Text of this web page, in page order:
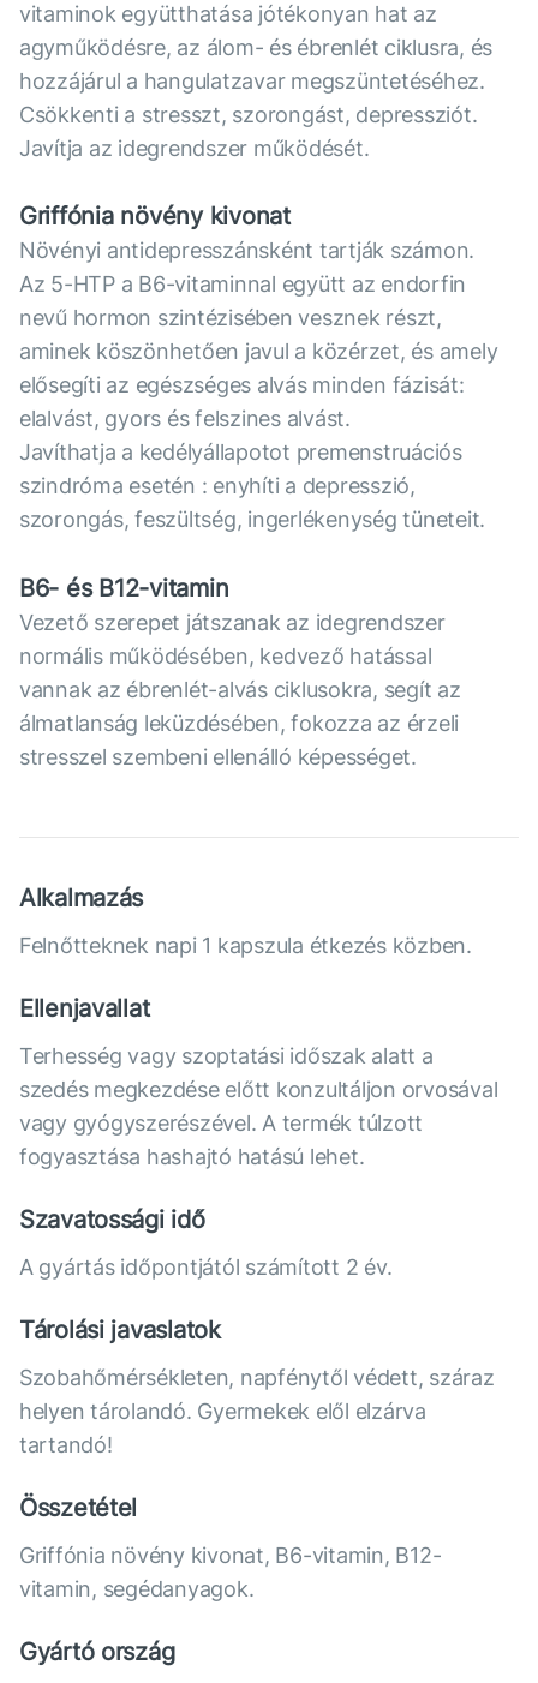
vitaminok együtthatása jótékonyan hat az
agyműködésre, az álom- és ébrenlét ciklusra, és
hozzájárul a hangulatzavar megszüntetéséhez.
Csökkenti a stresszt, szorongást, depressziót.
Javítja az idegrendszer működését.
Griffónia növény kivonat
Növényi antidepresszánsként tartják számon.
Az 5-HTP a В6-vitaminnal együtt az endorfin
nevű hormon szintézisében vesznek részt,
aminek köszönhetően javul a közérzet, és amely
elősegíti az egészséges alvás minden fázisát:
elalvást, gyors és felszines alvást.
Javíthatja a kedélyállapotot premenstruációs
szindróma esetén : enyhíti a depresszió,
szorongás, feszültség, ingerlékenység tüneteit.
В6- és В12-vitamin
Vezető szerepet játszanak az idegrendszer
normális működésében, kedvező hatással
vannak az ébrenlét-alvás ciklusokra, segít az
álmatlanság leküzdésében, fokozza az érzeli
stresszel szembeni ellenálló képességet.
Alkalmazás
Felnőtteknek napi 1 kapszula étkezés közben.
Ellenjavallat
Terhesség vagy szoptatási időszak alatt a
szedés megkezdése előtt konzultáljon orvosával
vagy gyógyszerészével. A termék túlzott
fogyasztása hashajtó hatású lehet.
Szavatossági idő
A gyártás időpontjától számított 2 év.
Tárolási javaslatok
Szobahőmérsékleten, napfénytől védett, száraz
helyen tárolandó. Gyermekek elől elzárva
tartandó!
Összetétel
Griffónia növény kivonat, В6-vitamin, В12-
vitamin, segédanyagok.
Gyártó ország